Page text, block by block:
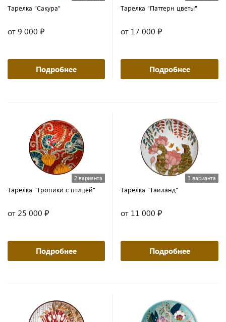
Тарелка "Сакура"
от 9 000 ₽
Подробнее
Тарелка "Паттерн цветы"
от 17 000 ₽
Подробнее
2 варианта
Тарелка "Тропики с птицей"
от 25 000 ₽
Подробнее
3 варианта
Тарелка "Таиланд"
от 11 000 ₽
Подробнее